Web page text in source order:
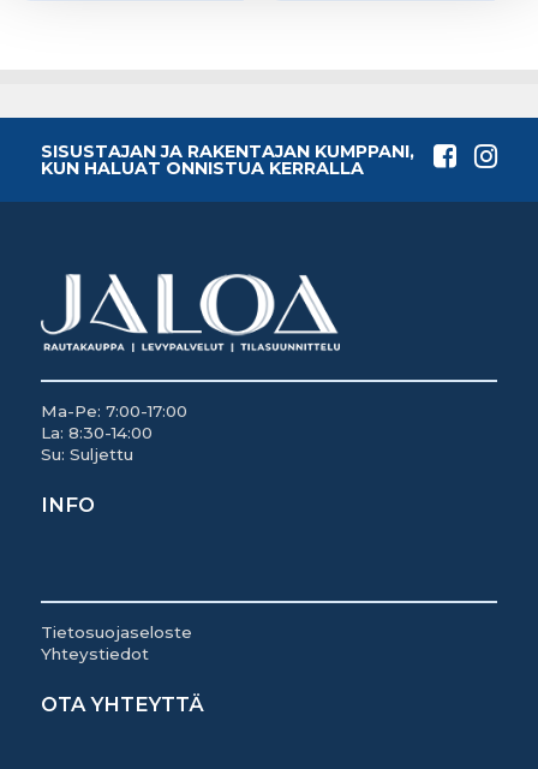
SISUSTAJAN JA RAKENTAJAN KUMPPANI,
KUN HALUAT ONNISTUA KERRALLA
Ma-Pe: 7:00-17:00
La: 8:30-14:00
Su: Suljettu
INFO
Tietosuojaseloste
Yhteystiedot
OTA YHTEYTTÄ